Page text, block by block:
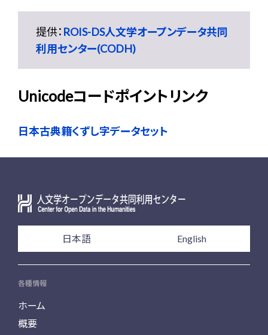
提供： ROIS-DS人文学オープンデータ共同
利用センター(CODH)
Unicodeコードポイントリンク
日本古典籍くずし字データセット
日本語 English
各種情報
ホーム
概要